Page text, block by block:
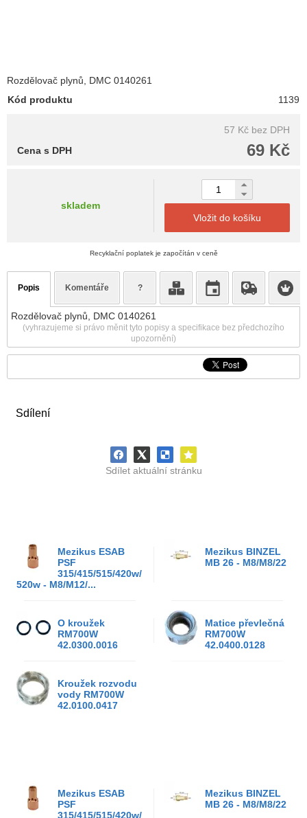
Sdílení
Sdílet aktuální stránku
Mezikus ESAB
PSF
315/415/515/420w/
520w - M8/M12/...
Mezikus BINZEL
MB 26 - M8/M8/22
O kroužek
RM700W
42.0300.0016
Matice převlečná
RM700W
42.0400.0128
Kroužek rozvodu
vody RM700W
42.0100.0417
Mezikus ESAB
PSF
315/415/515/420w/
Mezikus BINZEL
MB 26 - M8/M8/22
Rozdělovač plynů, DMC 0140261
Kód produktu
1139
57 Kč bez DPH
69 Kč
Cena s DPH
skladem
Vložit do košíku
Recyklační poplatek je započítán v ceně
Popis Komentáře ?
Rozdělovač plynů, DMC 0140261
(vyhrazujeme si právo měnit tyto popisy a specifikace bez předchozího
upozornění)